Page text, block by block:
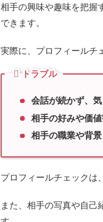
相手の興味や趣味を把握
できます。
実際に、プロフィールチ
トラブル
会話が続かず、
相手の好みや価
相手の職業や背
プロフィールチェックは
また、相手の写真や自己